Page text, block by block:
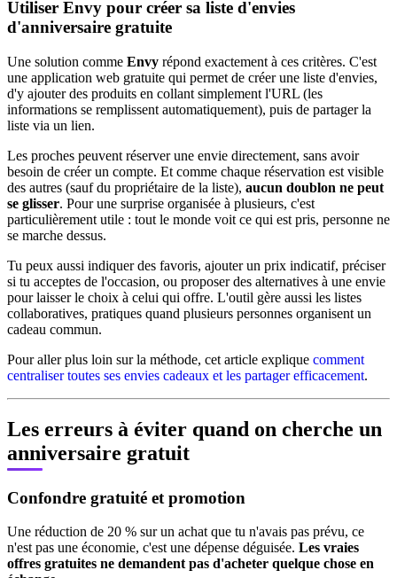
Utiliser Envy pour créer sa liste d'envies
d'anniversaire gratuite
Une solution comme Envy répond exactement à ces critères. C'est
une application web gratuite qui permet de créer une liste d'envies,
d'y ajouter des produits en collant simplement l'URL (les
informations se remplissent automatiquement), puis de partager la
liste via un lien.
Les proches peuvent réserver une envie directement, sans avoir
besoin de créer un compte. Et comme chaque réservation est visible
des autres (sauf du propriétaire de la liste), aucun doublon ne peut
se glisser. Pour une surprise organisée à plusieurs, c'est
particulièrement utile : tout le monde voit ce qui est pris, personne ne
se marche dessus.
Tu peux aussi indiquer des favoris, ajouter un prix indicatif, préciser
si tu acceptes de l'occasion, ou proposer des alternatives à une envie
pour laisser le choix à celui qui offre. L'outil gère aussi les listes
collaboratives, pratiques quand plusieurs personnes organisent un
cadeau commun.
Pour aller plus loin sur la méthode, cet article explique comment
centraliser toutes ses envies cadeaux et les partager efficacement.
Les erreurs à éviter quand on cherche un
anniversaire gratuit
Confondre gratuité et promotion
Une réduction de 20 % sur un achat que tu n'avais pas prévu, ce
n'est pas une économie, c'est une dépense déguisée. Les vraies
offres gratuites ne demandent pas d'acheter quelque chose en